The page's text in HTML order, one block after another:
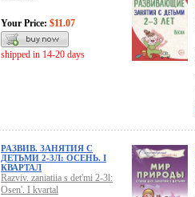
Your Price: $11.07
shipped in 14-20 days
РАЗВИВ. ЗАНЯТИЯ С
ДЕТЬМИ 2-3Л: ОСЕНЬ. I
КВАРТАЛ
Razviv. zaniatiia s det'mi 2-3l:
Osen'. I kvartal